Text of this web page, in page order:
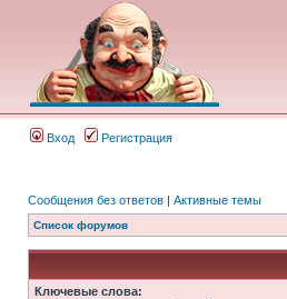
Вход Регистрация
Сообщения без ответов | Активные темы
Список форумов
Ключевые слова: